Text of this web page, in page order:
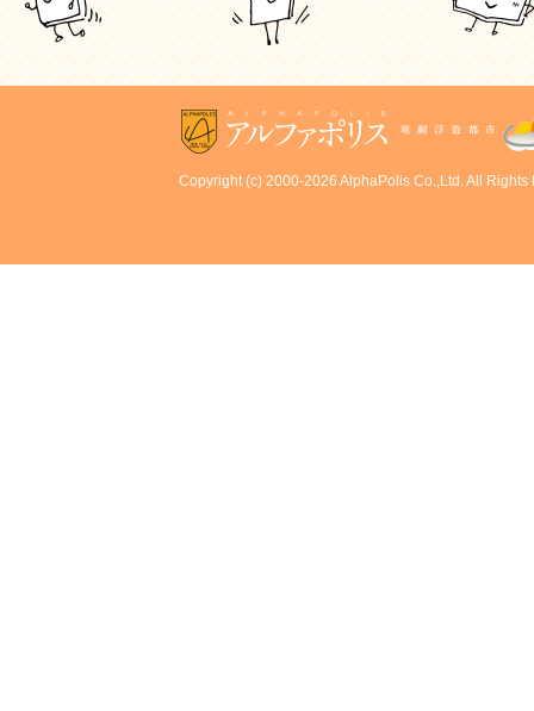
Copyright (c) 2000-2026 AlphaPolis Co.,Ltd. All Rights